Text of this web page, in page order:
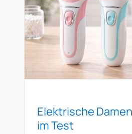
Elektrische
im Test